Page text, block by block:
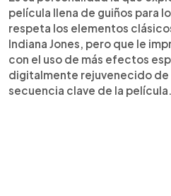
película llena de guiños para
respeta los elementos
Indiana Jones, pero que le
con el uso de más efectos
digitalmente rejuvenecido de
secuencia clave de la película.